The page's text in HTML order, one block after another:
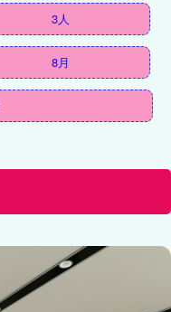
3人
8月